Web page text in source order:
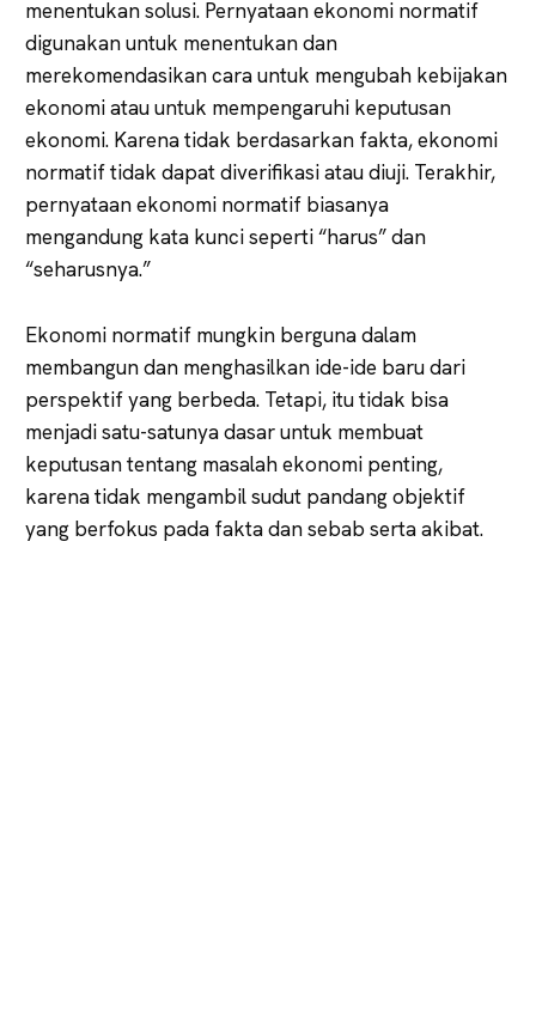
menentukan solusi. Pernyataan ekonomi normatif
digunakan untuk menentukan dan
merekomendasikan cara untuk mengubah kebijakan
ekonomi atau untuk mempengaruhi keputusan
ekonomi. Karena tidak berdasarkan fakta, ekonomi
normatif tidak dapat diverifikasi atau diuji. Terakhir,
pernyataan ekonomi normatif biasanya
mengandung kata kunci seperti “harus” dan
“seharusnya.”
Ekonomi normatif mungkin berguna dalam
membangun dan menghasilkan ide-ide baru dari
perspektif yang berbeda. Tetapi, itu tidak bisa
menjadi satu-satunya dasar untuk membuat
keputusan tentang masalah ekonomi penting,
karena tidak mengambil sudut pandang objektif
yang berfokus pada fakta dan sebab serta akibat.